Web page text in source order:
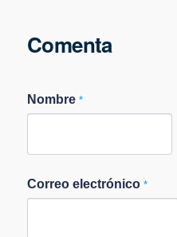
Comenta
Nombre *
Correo electrónico *